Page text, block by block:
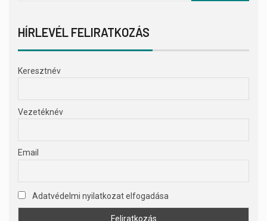
HÍRLEVÉL FELIRATKOZÁS
Keresztnév
Vezetéknév
Email
Adatvédelmi nyilatkozat elfogadása